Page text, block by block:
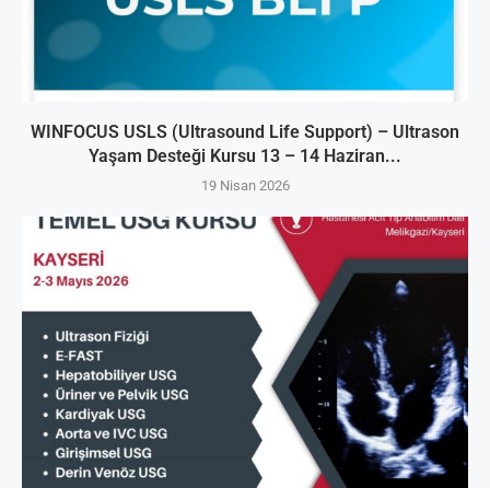
WINFOCUS USLS (Ultrasound Life Support) – Ultrason
Yaşam Desteği Kursu 13 – 14 Haziran...
19 Nisan 2026